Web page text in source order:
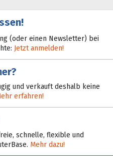
(oder einen Newsletter) bei
Jetzt anmelden!
und verkauft deshalb keine
erfahren!
schnelle, flexible und
Mehr dazu!